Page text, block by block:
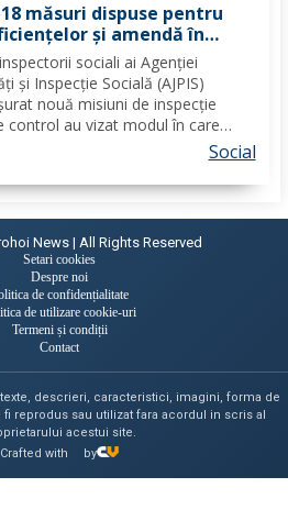
18 măsuri dispuse pentru
și amendă în
lei aplicate de inspectorii
sociali ai Agenției
și Inspecție Socială (AJPIS)
nouă misiuni de inspecție
control au vizat modul în care
minime de calitate înSocial
News | All Rights Reserved
Setari cookies
Despre noi
de confidențialitate
de utilizare cookie-uri
Termeni și condiții
Contact
descrieri, caracteristici, imagini, forma de
reprodus sau utilizat fara acordul in scris al
acestui site.
Crafted with
by